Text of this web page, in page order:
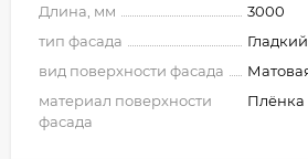
Длина, мм
3000
тип фасада
Гладкий
вид поверхности фасада
материал поверхности
фасада